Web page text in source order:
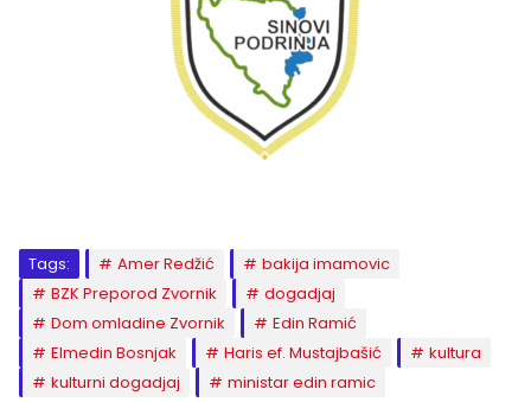
Tags: Amer Redžić
bakija imamovic
BZK Preporod Zvornik
dogadjaj
Dom omladine Zvornik
Edin Ramić
Elmedin Bosnjak
Haris ef. Mustajbašić
kultura
kulturni dogadjaj
ministar edin ramic